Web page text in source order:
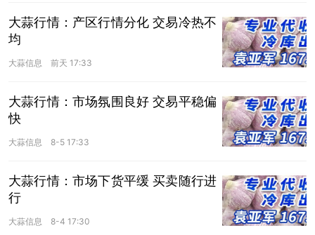
大蒜行情：产区行情分化 交易冷热不
均
大蒜信息 前天 17:33
大蒜行情：市场氛围良好 交易平稳偏
快
大蒜信息 8-5 17:33
大蒜行情：市场下货平缓 买卖随行进
行
大蒜信息 8-4 17:30